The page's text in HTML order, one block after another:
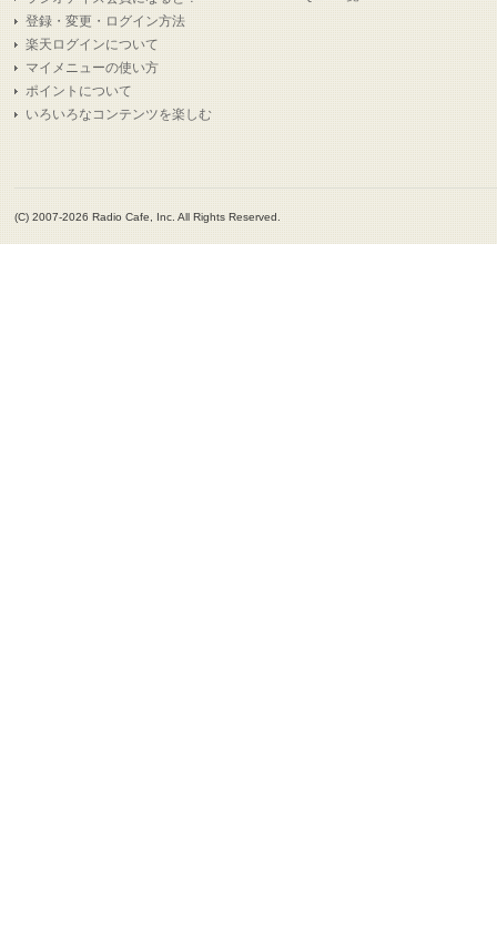
登録・変更・ログイン方法
楽天ログインについて
マイメニューの使い方
ポイントについて
いろいろなコンテンツを楽しむ
(C) 2007-2026 Radio Cafe, Inc. All Rights Reserved.